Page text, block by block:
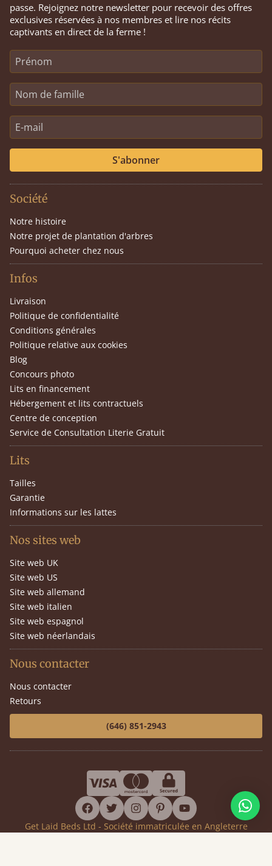
passe. Rejoignez notre newsletter pour recevoir des offres
exclusives réservées à nos membres et lire nos récits
captivants en direct de la ferme !
S'abonner
Société
Notre histoire
Notre projet de plantation d'arbres
Pourquoi acheter chez nous
Infos
Livraison
Politique de confidentialité
Conditions générales
Politique relative aux cookies
Blog
Concours photo
Lits en financement
Hébergement et lits contractuels
Centre de conception
Service de Consultation Literie Gratuit
Lits
Tailles
Garantie
Informations sur les lattes
Nos sites web
Site web UK
Site web US
Site web allemand
Site web italien
Site web espagnol
Site web néerlandais
Nous contacter
Nous contacter
Retours
(646) 851-2943
facebook
twitterinstagram
pinterestyoutube
Get Laid Beds Ltd - Société immatriculée en Angleterre